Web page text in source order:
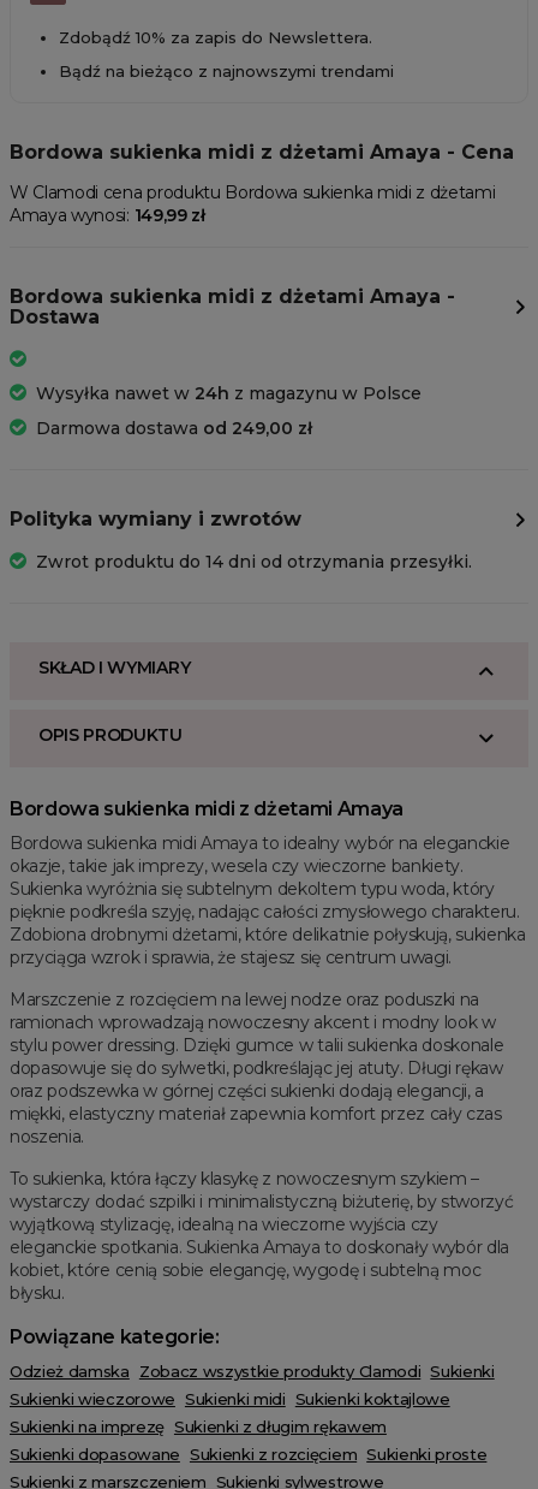
Zdobądź 10% za zapis do Newslettera.
Bądź na bieżąco z najnowszymi trendami
Bordowa sukienka midi z dżetami Amaya - Cena
W Clamodi cena produktu Bordowa sukienka midi z dżetami
Amaya wynosi: 149,99 zł
Bordowa sukienka midi z dżetami Amaya -
Dostawa
Wysyłka nawet w 24h z magazynu w Polsce
Darmowa dostawa od 249,00 zł
Polityka wymiany i zwrotów
Zwrot produktu do 14 dni od otrzymania przesyłki.
SKŁAD I WYMIARY
OPIS PRODUKTU
Bordowa sukienka midi z dżetami Amaya
Bordowa sukienka midi Amaya to idealny wybór na eleganckie
okazje, takie jak imprezy, wesela czy wieczorne bankiety.
Sukienka wyróżnia się subtelnym dekoltem typu woda, który
pięknie podkreśla szyję, nadając całości zmysłowego charakteru.
Zdobiona drobnymi dżetami, które delikatnie połyskują, sukienka
przyciąga wzrok i sprawia, że stajesz się centrum uwagi.
Marszczenie z rozcięciem na lewej nodze oraz poduszki na
ramionach wprowadzają nowoczesny akcent i modny look w
stylu power dressing. Dzięki gumce w talii sukienka doskonale
dopasowuje się do sylwetki, podkreślając jej atuty. Długi rękaw
oraz podszewka w górnej części sukienki dodają elegancji, a
miękki, elastyczny materiał zapewnia komfort przez cały czas
noszenia.
To sukienka, która łączy klasykę z nowoczesnym szykiem –
wystarczy dodać szpilki i minimalistyczną biżuterię, by stworzyć
wyjątkową stylizację, idealną na wieczorne wyjścia czy
eleganckie spotkania. Sukienka Amaya to doskonały wybór dla
kobiet, które cenią sobie elegancję, wygodę i subtelną moc
błysku.
Powiązane kategorie:
Odzież damska Zobacz wszystkie produkty Clamodi Sukienki
Sukienki wieczorowe Sukienki midi Sukienki koktajlowe
Sukienki na imprezę Sukienki z długim rękawem
Sukienki dopasowane Sukienki z rozcięciem Sukienki proste
Sukienki z marszczeniem Sukienki sylwestrowe